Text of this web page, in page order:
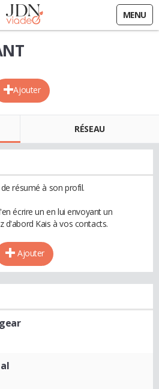
MENU
Ajouter
RÉSEAU
résumé à son profil.
écrire un en lui envoyant un
d'abord Kais à vos contacts.
Ajouter